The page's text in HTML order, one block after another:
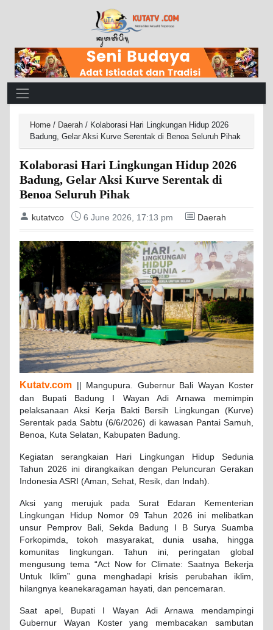
Main Navigation
Home / Daerah / Kolaborasi Hari Lingkungan Hidup 2026
Badung, Gelar Aksi Kurve Serentak di Benoa Seluruh Pihak
Kolaborasi Hari Lingkungan Hidup 2026
Badung, Gelar Aksi Kurve Serentak di
Benoa Seluruh Pihak
kutatvco 6 June 2026, 17:13 pm Daerah
Kutatv.com || Mangupura. Gubernur Bali Wayan Koster
dan Bupati Badung I Wayan Adi Arnawa memimpin
pelaksanaan Aksi Kerja Bakti Bersih Lingkungan (Kurve)
Serentak pada Sabtu (6/6/2026) di kawasan Pantai Samuh,
Benoa, Kuta Selatan, Kabupaten Badung.
Kegiatan serangkaian Hari Lingkungan Hidup Sedunia
Tahun 2026 ini dirangkaikan dengan Peluncuran Gerakan
Indonesia ASRI (Aman, Sehat, Resik, dan Indah).
Aksi yang merujuk pada Surat Edaran Kementerian
Lingkungan Hidup Nomor 09 Tahun 2026 ini melibatkan
unsur Pemprov Bali, Sekda Badung I B Surya Suamba
Forkopimda, tokoh masyarakat, dunia usaha, hingga
komunitas lingkungan. Tahun ini, peringatan global
mengusung tema “Act Now for Climate: Saatnya Bekerja
Untuk Iklim” guna menghadapi krisis perubahan iklim,
hilangnya keanekaragaman hayati, dan pencemaran.
Saat apel, Bupati I Wayan Adi Arnawa mendampingi
Gubernur Wayan Koster yang membacakan sambutan